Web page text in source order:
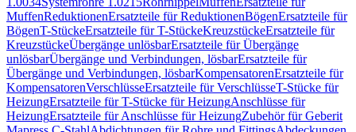
MuffenReduktionenErsatzteile für ReduktionenBögenErsatzteile für
BögenT-StückeErsatzteile für T-StückeKreuzstückeErsatzteile für
KreuzstückeÜbergänge unlösbarErsatzteile für Übergänge
unlösbarÜbergänge und Verbindungen, lösbarErsatzteile für
Übergänge und Verbindungen, lösbarKompensatorenErsatzteile für
KompensatorenVerschlüsseErsatzteile für VerschlüsseT-Stücke für
HeizungErsatzteile für T-Stücke für HeizungAnschlüsse für
HeizungErsatzteile für Anschlüsse für HeizungZubehör für Geberit